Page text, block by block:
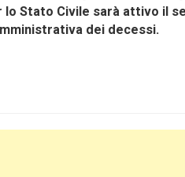
Stato Civile sarà attivo il
dei decessi.